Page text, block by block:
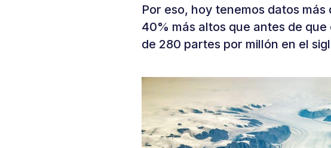
Por eso, hoy tenemos datos
40% más altos que antes de
de 280 partes por millón en el